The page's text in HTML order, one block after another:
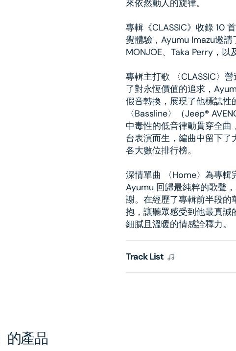
來依然動人的旋律。
專輯《CLASSIC》收錄 10
覺體驗，Ayumu Imazu邀
MONJOE、Taka Perry，
專輯主打歌 〈CLASSIC〉
了對永恆價值的追求，
假音轉換，展現了他標誌
〈Bassline〉（Jeep®
中毒性的低音律動貫穿全
台表演而生，編曲中留下
各大數位排行榜。
深情單曲 〈Home〉為專輯
Ayumu 回歸最純粹的歌聲
謝。在經歷了專輯前半段
抱，讓聽眾感受到他最真
細膩且溫暖的情感詮釋力。
Track List
的產品